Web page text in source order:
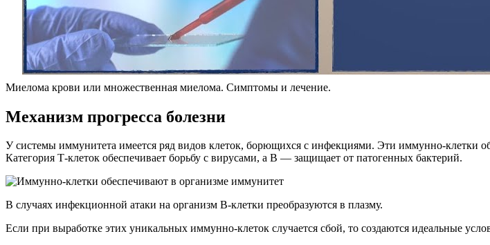
Миелома крови или множественная миелома. Симптомы и лечение.
Механизм прогресса болезни
У системы иммунитета имеется ряд видов клеток, борющихся с инфекциями. Эти иммунно-клетки
Категория Т-клеток обеспечивает борьбу с вирусами, а В — защищает от патогенных бактерий.
В случаях инфекционной атаки на организм В-клетки преобразуются в плазму.
Если при выработке этих уникальных иммунно-клеток случается сбой, то создаются идеальные